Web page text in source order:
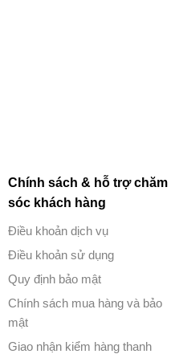
Chính sách & hỗ trợ chăm
sóc khách hàng
Điều khoản dịch vụ
Điều khoản sử dụng
Quy định bảo mật
Chính sách mua hàng và bảo
mật
Giao nhận kiểm hàng thanh